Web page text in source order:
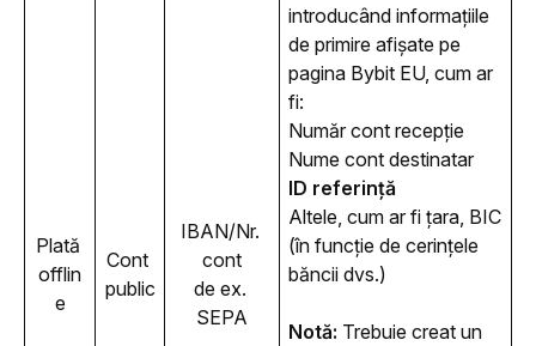
Plată
offlin
e
Cont
public
IBAN/Nr.
cont
de ex.
SEPA
introducând informațiile
de primire afișate pe
pagina Bybit EU, cum ar
fi:
Număr cont recepție
Nume cont destinatar
ID referință
Altele, cum ar fi țara, BIC
(în funcție de cerințele
băncii dvs.)
Notă: Trebuie creat un